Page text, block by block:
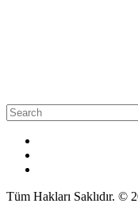
Tüm Hakları Saklıdır. ©